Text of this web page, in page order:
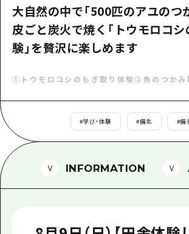
癒し
自然
日帰り
半日
広島おもてなしパス
HIROSHIMA FREE
広島県を訪れる外国人
ボランティアガイド
ユニバーサルツーリ
大自然の中で「500匹のアユのつ
皮ごと炭火で焼く「トウモロコ
験」を贅沢に楽しめます
①トウモロコシのもぎ取り体験②魚のつかみ
#学び・体験 #備北 #備
INFORMATION